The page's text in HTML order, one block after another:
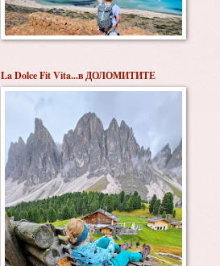
La Dolce Fit Vita...в ДОЛОМИТИТЕ